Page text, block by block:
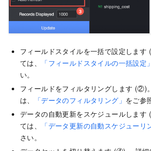
フィールドスタイルを一括で設定しま
ては、
「フィールドスタイルの一括設定」
い。
フィールドをフィルタリングします (②)
は、
「データのフィルタリング」 をご参
データの自動更新をスケジュールしま
ては、
「データ更新の自動スケジューリ
さい。